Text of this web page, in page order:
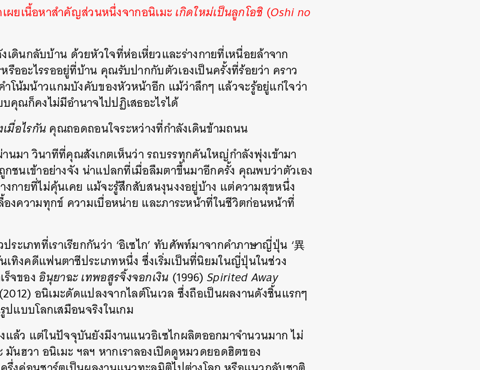
ผยเนื้อหาสำคัญส่วนหนึ่งจากอนิเมะ เกิดใหม่เป็นลูกโอชิ (Oshi no
เดินกลับบ้าน ด้วยหัวใจที่ห่อเหี่ยวและร่างกายที่เหนื่อยล้าจาก
ออะไรรออยู่ที่บ้าน คุณรับปากกับตัวเองเป็นครั้งที่ร้อยว่า คราว
ำโน้มน้าวแกมบังคับของหัวหน้าอีก แม้ว่าลึกๆ แล้วจะรู้อยู่แก่ใจว่า
คุณก็คงไม่มีอำนาจไปปฏิเสธอะไรได้
มื่อไรกันคุณถอดถอนใจระหว่างที่กำลังเดินข้ามถนน
มา วินาทีที่คุณสังเกตเห็นว่า รถบรรทุกคันใหญ่กำลังพุ่งเข้ามา
ชนเข้าอย่างจัง น่าแปลกที่เมื่อลืมตาขึ้นมาอีกครั้ง คุณพบว่าตัวเอง
งกายที่ไม่คุ้นเคย แม้จะรู้สึกสับสนงุนงงอยู่บ้าง แต่ความสุขหนึ่ง
งความทุกข์ ความเบื่อหน่าย และภาระหน้าที่ในชีวิตก่อนหน้าที่
ระเภทที่เราเรียกกันว่า ‘อิเซไก’ ทับศัพท์มาจากคำภาษาญี่ปุ่น ‘異
นเทิงคดีแฟนตาซีประเภทหนึ่ง ซึ่งเริ่มเป็นที่นิยมในญี่ปุ่นในช่วง
ร็จของอินุยาฉะ เทพอสูรจิ้งจอกเงิน (1996)Spirited Away
(2012) อนิเมะดัดแปลงจากไลต์โนเวล ซึ่งถือเป็นผลงานดังชิ้นแรกๆ
ปแบบโลกเสมือนจริงในเกม
ล้ว แต่ในปัจจุบันยังมีงานแนวอิเซไกผลิตออกมาจำนวนมาก ไม่
นฮวา อนิเมะ ฯลฯ หากเราลองเปิดดูหมวดยอดฮิตของ